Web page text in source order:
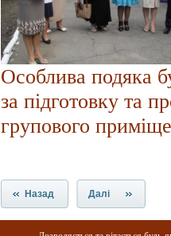
Особлива подяка
за підготовку та
групового
Назад Далі